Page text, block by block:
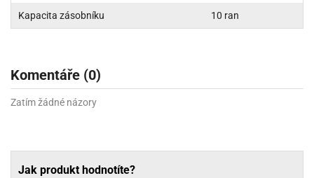
Kapacita zásobníku 10 ran
Komentáře (0)
Zatím žádné názory
Jak produkt hodnotíte?